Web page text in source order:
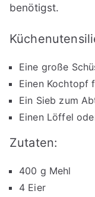
benötigst.
Eine große
Einen Kochtopf
Ein Sieb zum
Einen Löffel
Zutaten:
400 g Mehl
4 Eier